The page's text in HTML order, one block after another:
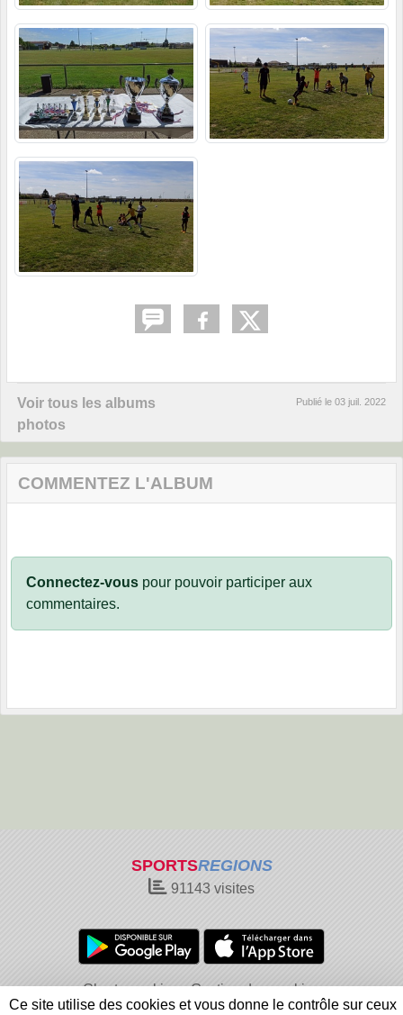
Voir tous les albums
photos
Publié le 03 juil. 2022
COMMENTEZ L'ALBUM
Connectez-vous pour pouvoir participer aux
commentaires.
SPORTSREGIONS
91143 visites
Charte cookies
Gestion des cookies
Informations légales
Signaler un contenu inapproprié
Ce site utilise des cookies et vous donne le contrôle sur ceux